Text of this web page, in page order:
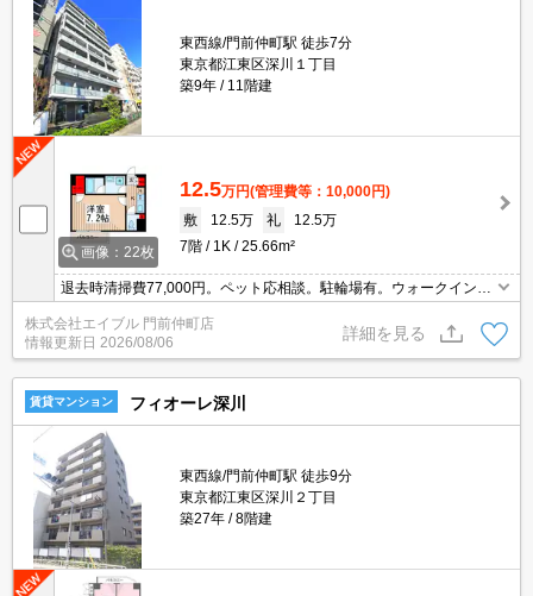
東西線/門前仲町駅 徒歩7分
東京都江東区深川１丁目
築9年
11階建
画像：22枚
12.5万円(管理費等：10,000円)
敷
12.5万 礼
12.5万
7階
1K 25.66m²
退去時清掃費77,000円。ペット応相談。駐輪場有。ウォークインク
ローゼット付き。追い焚き機能付きバス。24時間換気システム。仲
介手数料家賃の0.55ヵ月分。猫飼育時敷金1ヶ月。7階角部屋。
株式会社エイブル 門前仲町店
情報更新日 2026/08/06
詳細を見る
賃貸マンション フィオーレ深川
東西線/門前仲町駅 徒歩9分
東京都江東区深川２丁目
築27年
8階建